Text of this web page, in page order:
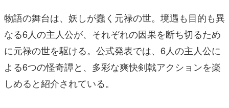
物語の舞台は、妖しが蠢く元禄の世。境遇も目的も異
なる6人の主人公が、それぞれの因果を断ち切るため
に元禄の世を駆ける。公式発表では、6人の主人公に
よる6つの怪奇譚と、多彩な爽快剣戟アクションを楽
しめると紹介されている。